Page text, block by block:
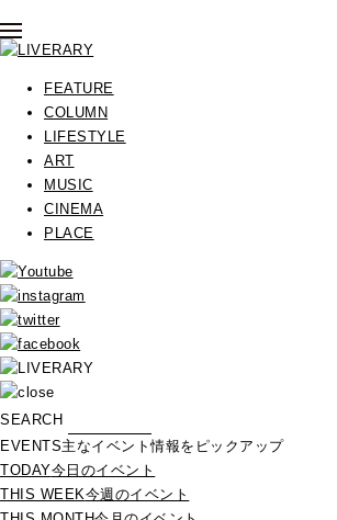
FEATURE
COLUMN
LIFESTYLE
ART
MUSIC
CINEMA
PLACE
SEARCH
EVENTS主なイベント情報をピックアップ
TODAY今日のイベント
THIS WEEK今週のイベント